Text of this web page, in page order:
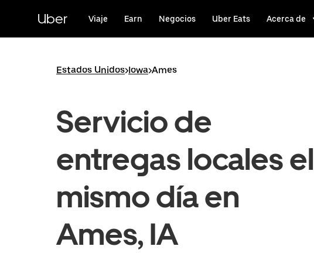
contenido
principal
Uber Viaje Earn Negocios Uber Eats Acerca de
Estados Unidos>Iowa>Ames
Servicio de
entregas locales el
mismo día en
Ames, IA